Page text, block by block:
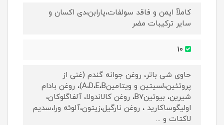
کاملآ ایمن و فاقد سولفات،پارابن،دی اکسان و
سایر ترکیبات مضر
حاوی شی باتر، روغن جوانه گندم (غنی از
پروتئین،لسیتین و ویتامینA،D،E،B)، روغن بادام
شیرین، بیوتینB7، روغن کالاندولا، آلفاگلوکان،
اولیگوساکارید ، روغن نارگیل،زیتون،آلوئه ورا،سدیم
لاکتات و ...